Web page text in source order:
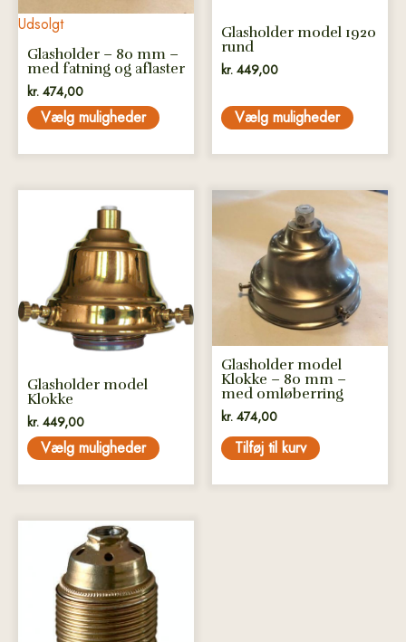
Udsolgt
Glasholder – 80 mm –
med fatning og aflaster
kr. 474,00
Vælg muligheder
på
varesiden
Glasholder model 1920
rund
kr. 449,00
Vælg muligheder
på
varesiden
Glasholder model
Klokke
kr. 449,00
Vælg muligheder
varianter.
Mulighederne
kan
på
varesiden
Glasholder model
Klokke – 80 mm –
med omløberring
kr. 474,00
Tilføj til kurv
varianter.